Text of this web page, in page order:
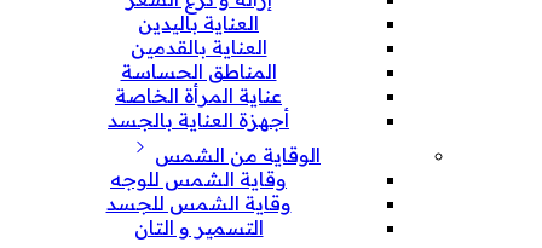
العناية باليدين
العناية بالقدمين
المناطق الحساسة
عناية المرأة الخاصة
أجهزة العناية بالجسد
الوقاية من الشمس
وقاية الشمس للوجه
وقاية الشمس للجسد
التسمير و التان